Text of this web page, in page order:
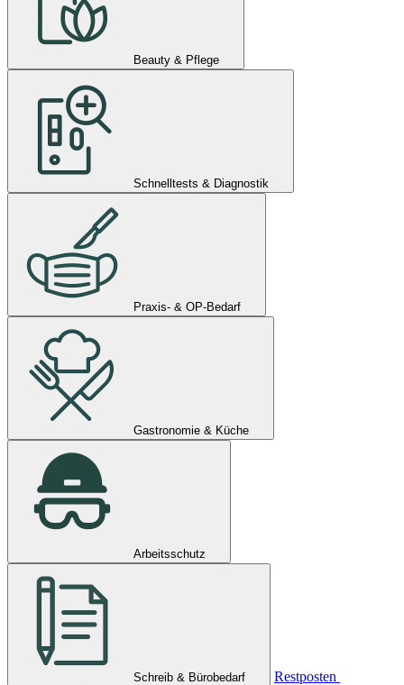
Beauty & Pflege
Schnelltests & Diagnostik
Praxis- & OP-Bedarf
Gastronomie & Küche
Arbeitsschutz
Schreib & Bürobedarf
Restposten